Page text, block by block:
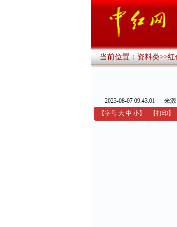
当前位置：资料类>>红
2023-08-07 09:43:01 来源
【字号 大 中 小】 【打印 】